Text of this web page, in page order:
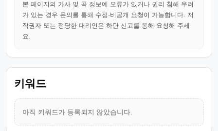
본 페이지의 가사 및 곡 정보에 오류가 있거나 권리 침해 우려
가 있는 경우 문의를 통해 수정·비공개 요청이 가능합니다. 저
작권자 또는 정당한 대리인은 하단 신고를 통해 요청해 주세
요.
키워드
아직 키워드가 등록되지 않았습니다.